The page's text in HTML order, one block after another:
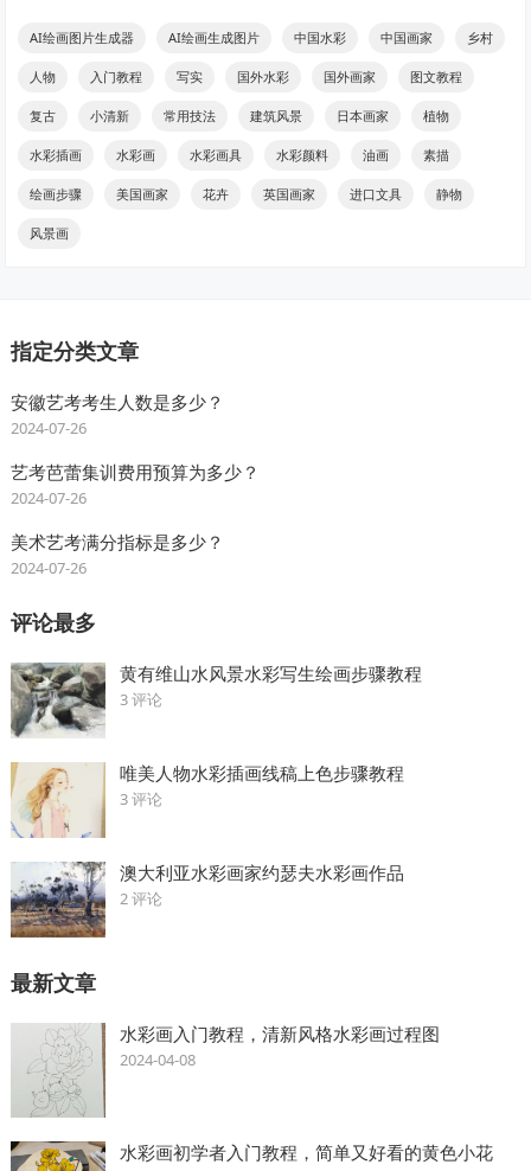
AI绘画图片生成器 AI绘画生成图片 中国水彩 中国画家 乡村
人物 入门教程 写实 国外水彩 国外画家 图文教程
复古 小清新 常用技法 建筑风景 日本画家 植物
水彩插画 水彩画 水彩画具 水彩颜料 油画 素描
绘画步骤 美国画家 花卉 英国画家 进口文具 静物
风景画
指定分类文章
安徽艺考考生人数是多少？
2024-07-26
艺考芭蕾集训费用预算为多少？
2024-07-26
美术艺考满分指标是多少？
2024-07-26
评论最多
黄有维山水风景水彩写生绘画步骤教程
3 评论
唯美人物水彩插画线稿上色步骤教程
3 评论
澳大利亚水彩画家约瑟夫水彩画作品
2 评论
最新文章
水彩画入门教程，清新风格水彩画过程图
2024-04-08
水彩画初学者入门教程，简单又好看的黄色小花